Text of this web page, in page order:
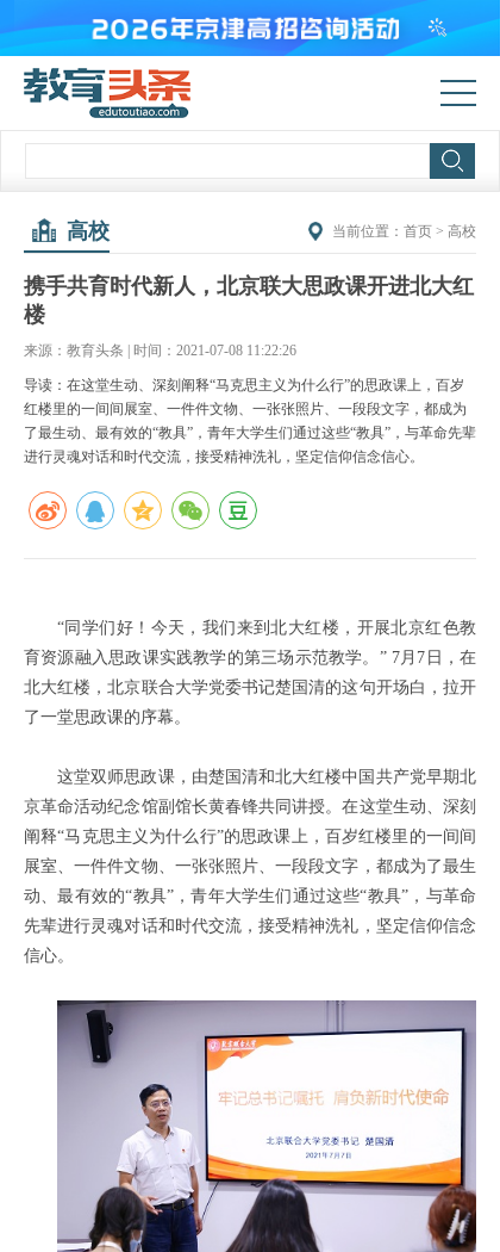
高校 当前位置： 首页 > 高校
携手共育时代新人，北京联大思政课开进北大红
楼
来源：教育头条 | 时间：2021-07-08 11:22:26
导读：在这堂生动、深刻阐释“马克思主义为什么行”的思政课上，百岁
红楼里的一间间展室、一件件文物、一张张照片、一段段文字，都成为
了最生动、最有效的“教具”，青年大学生们通过这些“教具”，与革命先辈
进行灵魂对话和时代交流，接受精神洗礼，坚定信仰信念信心。
“同学们好！今天，我们来到北大红楼，开展北京红色教
育资源融入思政课实践教学的第三场示范教学。” 7月7日，在
北大红楼，北京联合大学党委书记楚国清的这句开场白，拉开
了一堂思政课的序幕。
这堂双师思政课，由楚国清和北大红楼中国共产党早期北
京革命活动纪念馆副馆长黄春锋共同讲授。在这堂生动、深刻
阐释“马克思主义为什么行”的思政课上，百岁红楼里的一间间
展室、一件件文物、一张张照片、一段段文字，都成为了最生
动、最有效的“教具”，青年大学生们通过这些“教具”，与革命
先辈进行灵魂对话和时代交流，接受精神洗礼，坚定信仰信念
信心。